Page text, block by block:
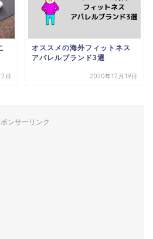
日
オススメの海外フィットネス
アパレルブランド3選
2020年12月19日
ンサーリンク